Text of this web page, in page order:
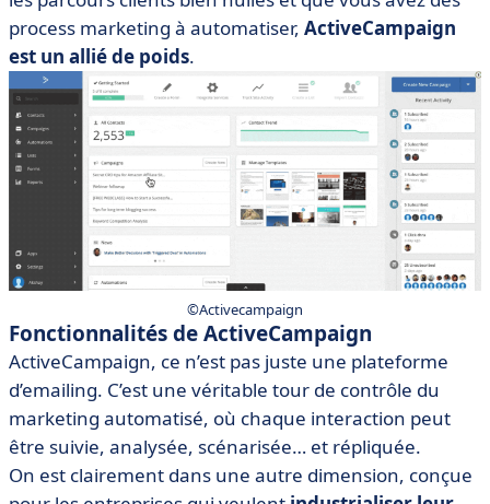
process marketing à automatiser, ActiveCampaign
est un allié de poids.
©Activecampaign
Fonctionnalités de ActiveCampaign
ActiveCampaign, ce n’est pas juste une plateforme
d’emailing. C’est une véritable tour de contrôle du
marketing automatisé, où chaque interaction peut
être suivie, analysée, scénarisée… et répliquée.
On est clairement dans une autre dimension, conçue